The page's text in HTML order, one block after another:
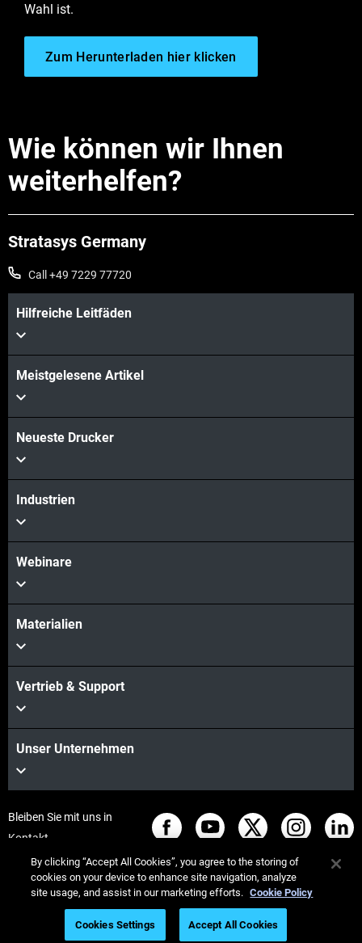
Wahl ist.
Zum Herunterladen hier klicken
Wie können wir Ihnen
weiterhelfen?
Stratasys Germany
Call +49 7229 77720
Hilfreiche Leitfäden
Meistgelesene Artikel
Neueste Drucker
Industrien
Webinare
Materialien
Vertrieb & Support
Unser Unternehmen
Bleiben Sie mit uns in
Kontakt
REACH compliance
By clicking “Accept All Cookies”, you agree to the storing of
cookies on your device to enhance site navigation, analyze
site usage, and assist in our marketing efforts. Cookie Policy
Cookies Settings Accept All Cookies